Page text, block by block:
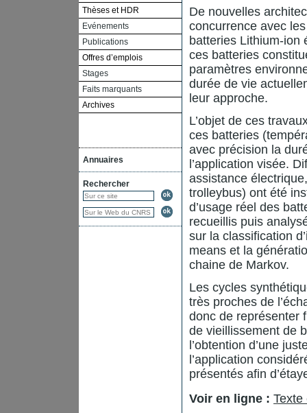
Thèses et HDR
Evénements
Publications
Offres d’emplois
Stages
Faits marquants
Archives
Annuaires
Rechercher
De nouvelles
concurrence avec
batteries Lithium-ion
ces batteries
paramètres
durée de vie
leur approche.
L’objet de ces
ces batteries
avec précision la
l’application visée.
assistance
trolleybus) ont été
d’usage réel des
recueillis puis
sur la classification
means et la
chaine de Markov.
Les cycles
très proches de
donc de représenter
de vieillissement de
l’obtention d’une
l’application
présentés afin
Voir en ligne : Texte